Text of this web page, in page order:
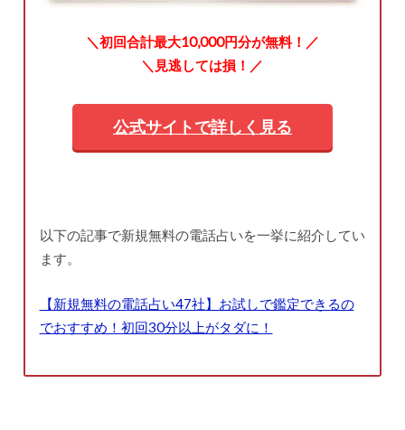
＼初回合計最大10,000円分が無料！／
＼見逃しては損！／
公式サイトで詳しく見る
以下の記事で新規無料の電話占いを一挙に紹介してい
ます。
【新規無料の電話占い47社】お試しで鑑定できるの
でおすすめ！初回30分以上がタダに！